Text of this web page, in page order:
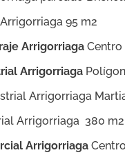
95 m2
Arrigorriaga Centro
Arrigorriaga
Arrigorriaga
Arrigorriaga 380 m2
Arrigorriaga